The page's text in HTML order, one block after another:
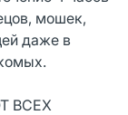
мошек,
даже в
ВСЕХ